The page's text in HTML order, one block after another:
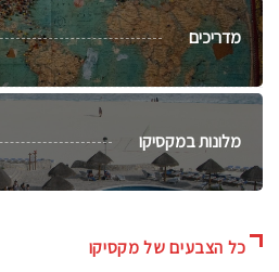
מדריכים
מלונות במקסיקו
כל הצבעים של מקסיקו